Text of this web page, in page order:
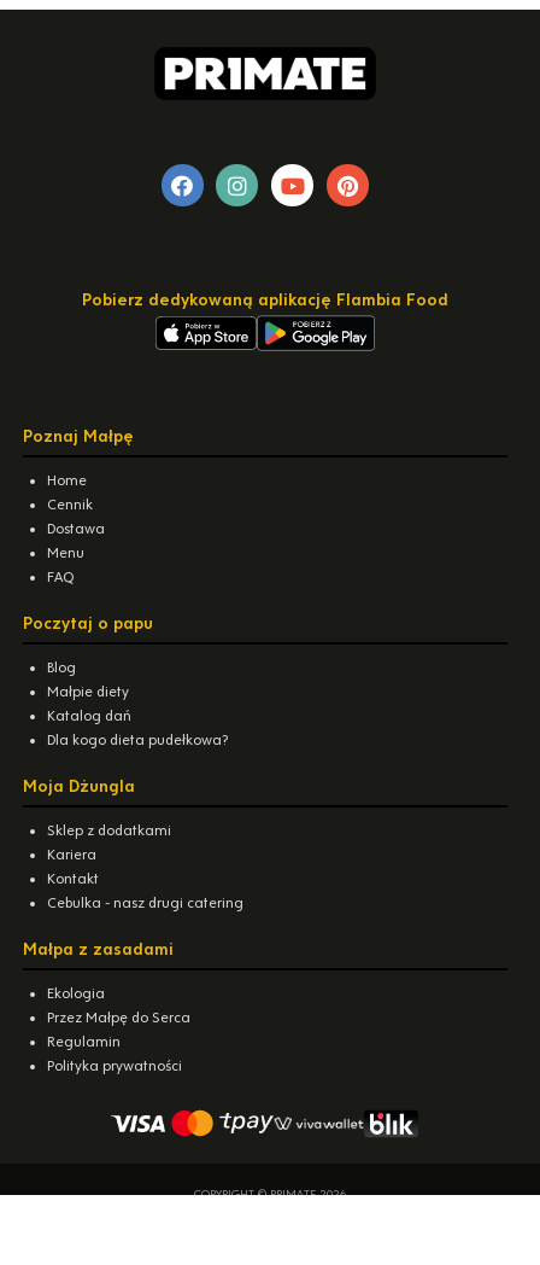
Pobierz dedykowaną aplikację Flambia Food
Poznaj Małpę
Home
Cennik
Dostawa
Menu
FAQ
Poczytaj o papu
Blog
Małpie diety
Katalog dań
Dla kogo dieta pudełkowa?
Moja Dżungla
Sklep z dodatkami
Kariera
Kontakt
Cebulka - nasz drugi catering
Małpa z zasadami
Ekologia
Przez Małpę do Serca
Regulamin
Polityka prywatności
COPYRIGHT © PRIMATE 2026